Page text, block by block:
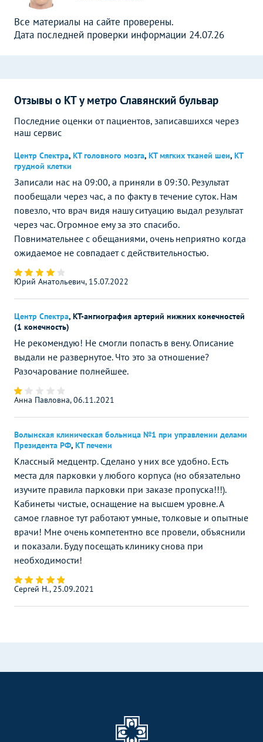
Все материалы на сайте проверены.
Дата последней проверки информации 24.07.26
Отзывы о КТ у метро Славянский бульвар
Последние оценки от пациентов, записавшихся через
наш сервис
Центр Спектра, КТ головного мозга, КТ мягких тканей шеи, КТ
грудной клетки
Записали нас на 09:00, а приняли в 09:30. Результат
пообещали через час, а по факту в течение суток. Нам
повезло, что врач видя нашу ситуацию выдал результат
через час. Огромное ему за это спасибо.
Повнимательнее с обещаниями, очень неприятно когда
ожидаемое не совпадает с действительностью.
Юрий Анатольевич, 15.07.2022
Центр Спектра, КТ-ангиография артерий нижних конечностей
(1 конечность)
Не рекомендую! Не смогли попасть в вену. Описание
выдали не развернутое. Что это за отношение?
Разочарование полнейшее.
Анна Павловна, 06.11.2021
Волынская клиническая больница №1 при управлении делами
Президента РФ, КТ печени
Классный медцентр. Сделано у них все удобно. Есть
места для парковки у любого корпуса (но обязательно
изучите правила парковки при заказе пропуска!!!).
Кабинеты чистые, оснащение на высшем уровне. А
самое главное тут работают умные, толковые и опытные
врачи! Мне очень компетентно все провели, объяснили
и показали. Буду посещать клинику снова при
необходимости!
Сергей Н., 25.09.2021